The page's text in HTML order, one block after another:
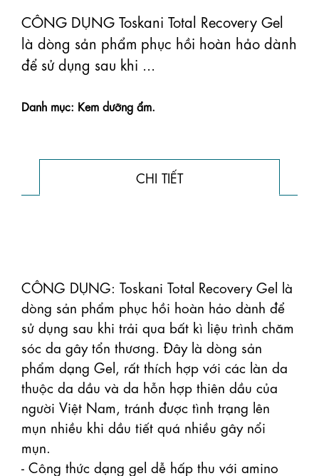
CÔNG DỤNG Toskani Total Recovery Gel
là dòng sản phẩm phục hồi hoàn hảo dành
để sử dụng sau khi ...
Danh mục: Kem dưỡng ẩm.
CHI TIẾT
CÔNG DỤNG: Toskani Total Recovery Gel là
dòng sản phẩm phục hồi hoàn hảo dành để
sử dụng sau khi trải qua bất kì liệu trình chăm
sóc da gây tổn thương. Đây là dòng sản
phẩm dạng Gel, rất thích hợp với các làn da
thuộc da dầu và da hỗn hợp thiên dầu của
người Việt Nam, tránh được tình trạng lên
mụn nhiều khi dầu tiết quá nhiều gây nổi
mụn.
- Công thức dạng gel dễ hấp thu với amino